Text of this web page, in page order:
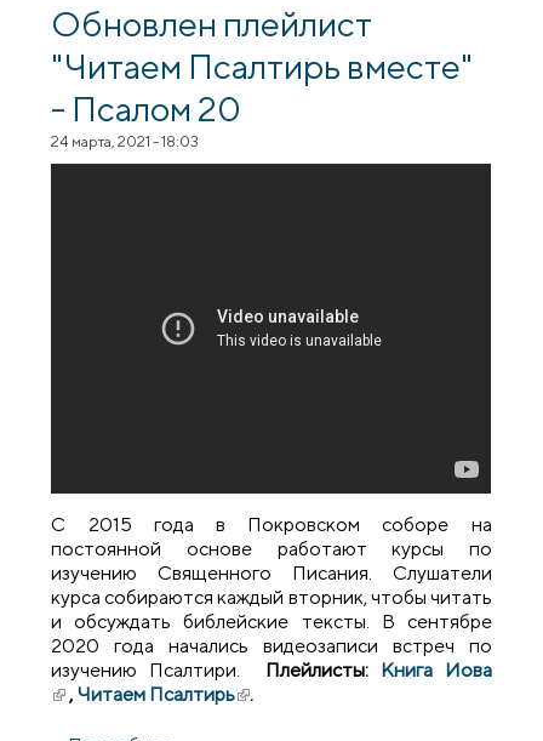
Обновлен плейлист
"Читаем Псалтирь вместе"
- Псалом 20
24 марта, 2021 - 18:03
С 2015 года в Покровском соборе на
постоянной основе работают курсы по
изучению Священного Писания. Слушатели
курса собираются каждый вторник, чтобы читать
и обсуждать библейские тексты. В сентябре
2020 года начались видеозаписи встреч по
изучению Псалтири.
Плейлисты: Книга Иова
(внешняя ссылка)
,Читаем Псалтирь(внешняя ссылка)
.